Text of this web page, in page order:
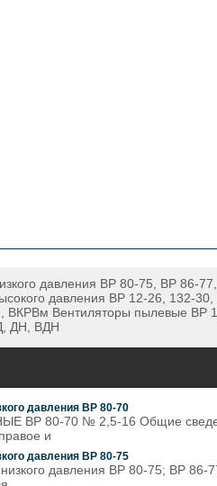
давления ВР 80-75, ВР
давления ВР 12-26, 132-
Вентиляторы пылевые ВР
ДН, ВДН
давления ВР 80-70
80-70 № 2,5-16 Общие сведения
и
давления ВР 80-75
давления ВР 80-75; ВР